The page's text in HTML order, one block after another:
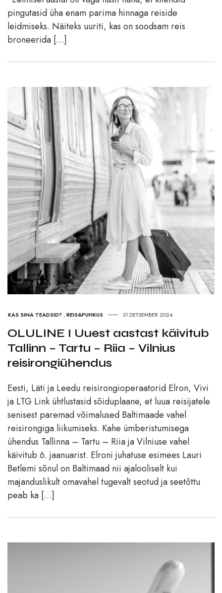
pingutasid üha enam parima hinnaga reiside
leidmiseks. Näiteks uuriti, kas on soodsam reis
broneerida […]
KAS SINA TEADSID? ,REIS&PUHKUS 31.DETSEMBER 2024
OLULINE I Uuest aastast käivitub
Tallinn – Tartu – Riia – Vilnius
reisirongiühendus
Eesti, Läti ja Leedu reisirongioperaatorid Elron, Vivi
ja LTG Link ühtlustasid sõiduplaane, et luua reisijatele
senisest paremad võimalused Baltimaade vahel
reisirongiga liikumiseks. Kahe ümberistumisega
ühendus Tallinna – Tartu – Riia ja Vilniuse vahel
käivitub 6. jaanuarist. Elroni juhatuse esimees Lauri
Betlemi sõnul on Baltimaad nii ajalooliselt kui
majanduslikult omavahel tugevalt seotud ja seetõttu
peab ka […]